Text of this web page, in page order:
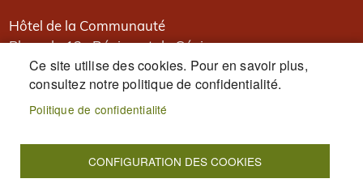
Hôtel de la Communauté
Place du 13e Régiment de Génie
BP 80526
51331 Epernay
PIED DE PAGE
Données personnelles Accessibilité : Non conforme
S'identifier
Ce site utilise des cookies. Pour en savoir plus,
consultez notre politique de confidentialité.
Politique de confidentialité
CONFIGURATION DES COOKIES